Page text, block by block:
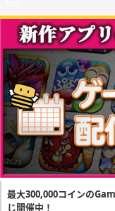
最大300,000コインの
じ開催中！